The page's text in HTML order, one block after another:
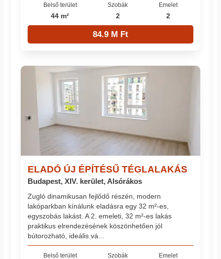
Belső terület
44 m²
Szobák
2
Emelet
2
84.9 M Ft
ELADÓ ÚJ ÉPÍTÉSŰ TÉGLALAKÁS
Budapest, XIV. kerület, Alsórákos
Zugló dinamikusan fejlődő részén, modern
lakóparkban kínálunk eladásra egy 32 m²-es,
egyszobás lakást. A 2. emeleti, 32 m²-es lakás
praktikus elrendezésének köszönhetően jól
bútorozható, ideális vá...
Belső terület Szobák Emelet